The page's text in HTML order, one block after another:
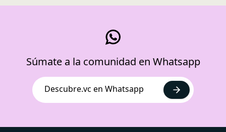
Súmate a la comunidad en Whatsapp
Descubre.vc en Whatsapp